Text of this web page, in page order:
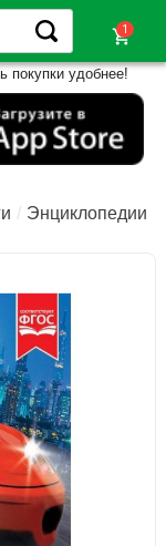
shopping_cart
покупки удобнее!
Энциклопедии